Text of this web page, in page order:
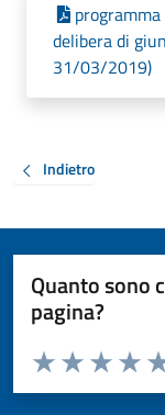
delibera di
31/03/2019)
Indietro
Quanto sono
pagina?
Valuta da 1 a 5 stelle
Valuta 3
Valuta 2
Valuta 1 stelle su